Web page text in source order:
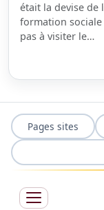
était la devise de
formation sociale
pas à visiter le…
Pages sites